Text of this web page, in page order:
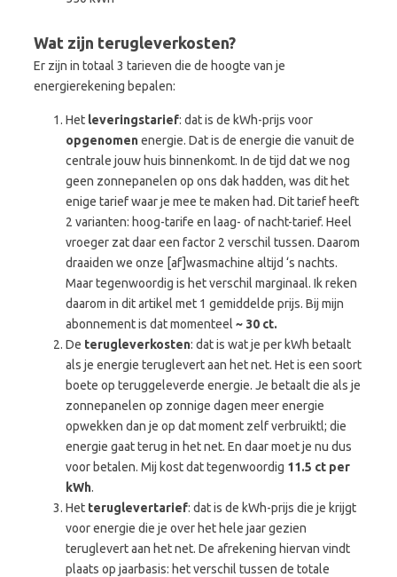
Wat zijn terugleverkosten?
Er zijn in totaal 3 tarieven die de hoogte van je
energierekening bepalen:
Het leveringstarief: dat is de kWh-prijs voor
opgenomenenergie. Dat is de energie die vanuit de
centrale jouw huis binnenkomt. In de tijd dat we nog
geen zonnepanelen op ons dak hadden, was dit het
enige tarief waar je mee te maken had. Dit tarief heeft
2 varianten: hoog-tarife en laag- of nacht-tarief. Heel
vroeger zat daar een factor 2 verschil tussen. Daarom
draaiden we onze [af]wasmachine altijd ‘s nachts.
Maar tegenwoordig is het verschil marginaal. Ik reken
daarom in dit artikel met 1 gemiddelde prijs. Bij mijn
abonnement is dat momenteel ~ 30 ct.
De terugleverkosten: dat is wat je per kWh betaalt
als je energie teruglevert aan het net. Het is een soort
boete op teruggeleverde energie. Je betaalt die als je
zonnepanelen op zonnige dagen meer energie
opwekken dan je op dat moment zelf verbruiktl; die
energie gaat terug in het net. En daar moet je nu dus
voor betalen. Mij kost dat tegenwoordig 11.5 ct per
kWh.
Het teruglevertarief: dat is de kWh-prijs die je krijgt
voor energie die je over het hele jaar gezien
teruglevert aan het net. De afrekening hiervan vindt
plaats op jaarbasis: het verschil tussen de totale